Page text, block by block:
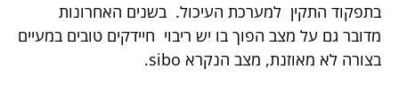
בתפקוד התקין למערכת העיכול. בשנים האחרונות
מדובר גם על מצב הפוך בו יש ריבוי חיידקים טובים במעיים
בצורה לא מאוזנת, מצב הנקרא sibo.